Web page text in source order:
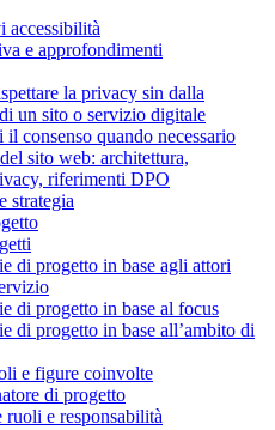
accessibilità
e approfondimenti
la privacy sin dalla
un sito o servizio digitale
consenso quando necessario
sito web: architettura,
riferimenti DPO
strategia
di progetto in base agli attori
di progetto in base al focus
di progetto in base all’ambito di
e figure coinvolte
di progetto
e responsabilità